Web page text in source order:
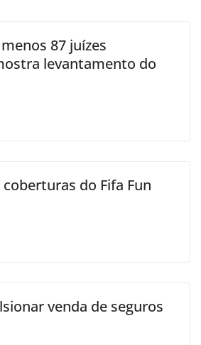
87 juízes
levantamento do
do Fifa Fun
venda de seguros